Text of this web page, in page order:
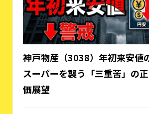
神戸物産（3038）年初来安値
スーパーを襲う「三重苦」の
価展望